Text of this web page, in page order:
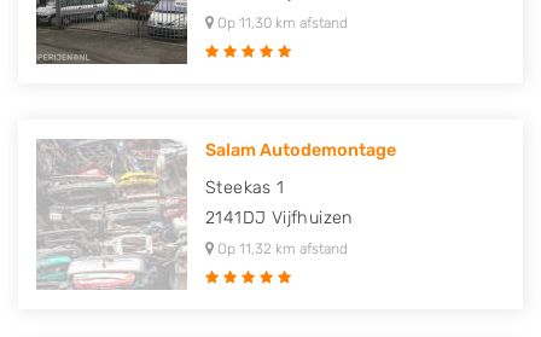
Op 11,30 km afstand
Salam Autodemontage
Steekas 1
2141DJ Vijfhuizen
Op 11,32 km afstand